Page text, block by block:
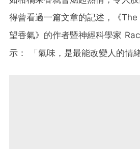
得曾看過一篇文章的記述，《
望香氣》的作者暨神經科學家
示： 「氣味，是最能改變人的情